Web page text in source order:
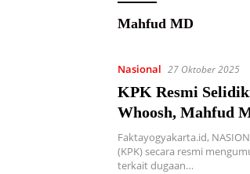
Mahfud MD
Nasional 27 Oktober 2025
KPK Resmi
Whoosh, Mahfud
Anggaran
Faktayogyakarta.id,
(KPK) secara resmi
terkait dugaan…